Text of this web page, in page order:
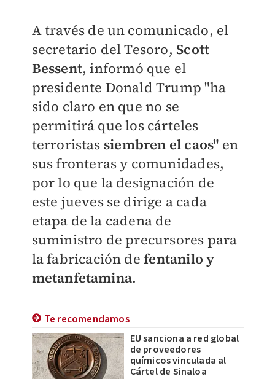
A través de un comunicado, el
secretario del Tesoro, Scott
Bessent, informó que el
presidente Donald Trump "ha
sido claro en que no se
permitirá que los cárteles
terroristas siembren el caos" en
sus fronteras y comunidades,
por lo que la designación de
este jueves se dirige a cada
etapa de la cadena de
suministro de precursores para
la fabricación defentaniloy
metanfetamina.
Te recomendamos
EU sanciona a red global
de proveedores
químicos vinculada al
Cártel de Sinaloa